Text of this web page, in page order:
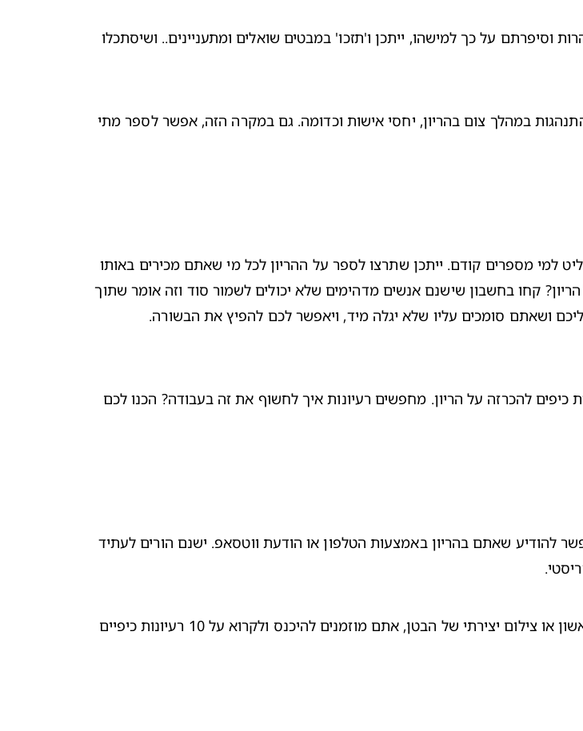
אחרי שהחלטתם מתי מספרים על הריון למשפחה, לחברים ובעבודה, חשוב גם להחליט למי מספרים קודם. ייתכן שתרצו לספר על ההריון לכל מי שאתם מכירים באותו
הזמן, או שתבחרו להודיע על כך בהדרגה.  אז... מי ראשון? ומתי מספרים להורים על הריון? קחו בחשבון שישנם אנשים מדהימים שלא יכולים לשמור סוד וזה אומר שתוך
ושאתם סומכים עליו שלא יגלה מיד, ויאפשר לכם להפיץ את הבשורה.
או צילום יצירתי של הבטן, אתם מוזמנים להיכנס ולקרוא על